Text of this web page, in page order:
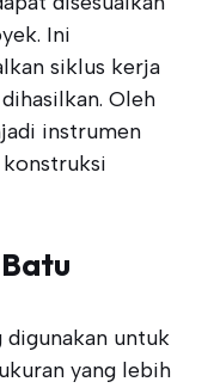
Ini
siklus kerja
Oleh
instrumen
digunakan untuk
yang lebih